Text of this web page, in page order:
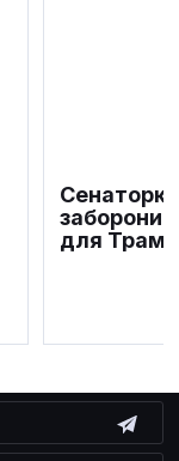
для